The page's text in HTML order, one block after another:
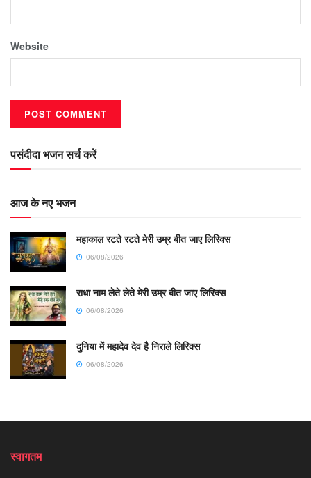
Website
पसंदीदा भजन सर्च करें
आज के नए भजन
महाकाल रटते रटते मेरी उम्र बीत जाए लिरिक्स
06/08/2026
राधा नाम लेते लेते मेरी उम्र बीत जाए लिरिक्स
06/08/2026
दुनिया में महादेव देव है निराले लिरिक्स
06/08/2026
स्वागतम